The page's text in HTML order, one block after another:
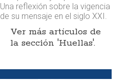
Una reflexión sobre la vigencia
de su mensaje en el siglo XXI.
Ver más artículos de
la sección 'Huellas'.